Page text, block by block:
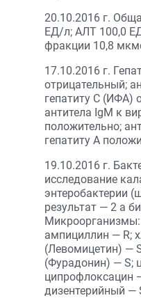
20.10.2016 г.
ЕД/л; АЛТ 100,0
фракции 10,8
17.10.2016 г.
отрицательный;
гепатиту С (ИФА)
антитела IgM к
положительно;
гепатиту А
19.10.2016 г.
исследование
энтеробактерии
результат — 2 а
Микроорганизмы:
ампициллин — R;
(Левомицетин) —
(Фурадонин) — S;
ципрофлоксацин
дизентерийный —